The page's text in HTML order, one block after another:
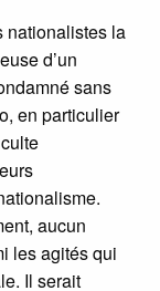
nationalistes la
d’un
sans
en particulier
aucun
les agités qui
Il serait